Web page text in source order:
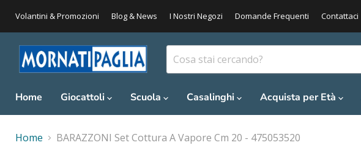
Volantini & Promozioni Blog & News I Nostri Negozi Domande Frequenti Contattaci
Home Giocattoli Scuola Casalinghi Acquista per Età
Home BARAZZONI Set Cottura A Vapore Cm 20 - 475053520